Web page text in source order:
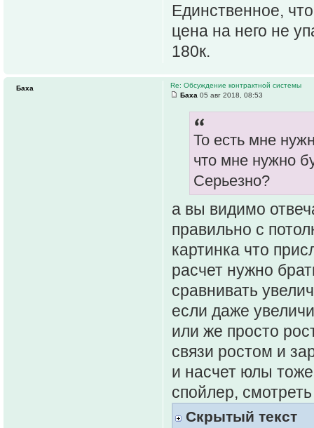
Единственное,
цена на него не
180к.
Re: Обсуждение контрактной системы
Баха 05 авг 2018, 08:53
То есть мне
что мне нужно
Серьезно?
а вы видимо
правильно с
картинка что
расчет нужно
сравнивать
если даже
или же просто
связи ростом и
и насчет юлы
спойлер,
Скрытый текст
Баха